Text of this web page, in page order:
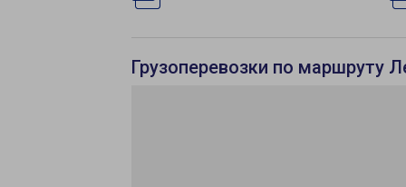
Грузоперевозки по маршруту